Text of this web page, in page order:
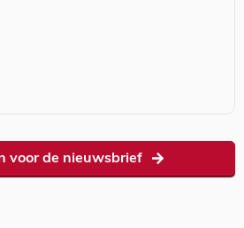
voor de nieuwsbrief